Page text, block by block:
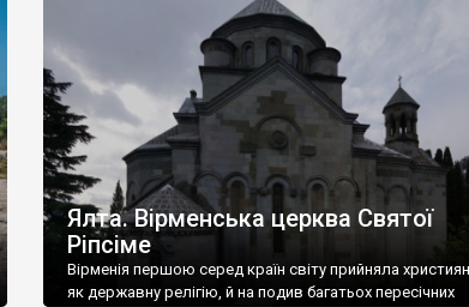
називаються «повстяками» (postaki)…” “Вино. Крим
виробляє відмінне вино і його вдосталь: воно все
легке біле і дуже […]
Ялта. Вірменська церква Святої
Ріпсіме
Вірменія першою серед країн світу прийняла
як державну релігію, й на подив багатьох пересічних